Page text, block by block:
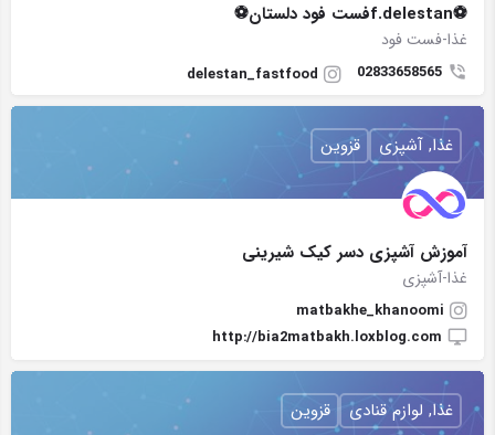
⚽f.delestanفست فود دلستان⚽
غذا-فست فود
02833658565
delestan_fastfood
آموزش آشپزی دسر کیک شیرینی
غذا-آشپزی
matbakhe_khanoomi
http://bia2matbakh.loxblog.com
غذا, آشپزی قزوین
غذا, لوازم قنادی قزوین